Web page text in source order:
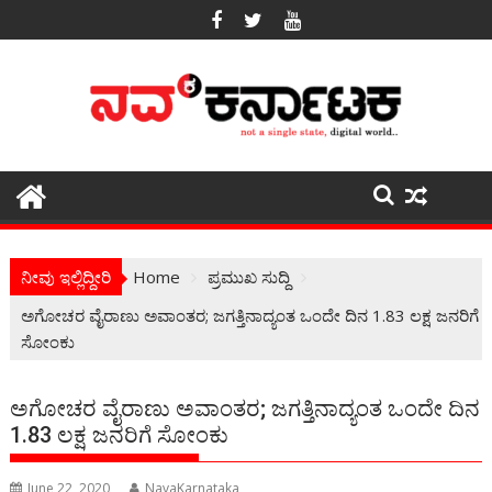
to
ನೀವು ಇಲ್ಲಿದ್ದೀರಿ Home
ಪ್ರಮುಖ ಸುದ್ದಿ
ಅಗೋಚರ ವೈರಾಣು ಅವಾಂತರ; ಜಗತ್ತಿನಾದ್ಯಂತ ಒಂದೇ ದಿನ 1.83 ಲಕ್ಷ ಜನರಿಗೆ
ಸೋಂಕು
ಅಗೋಚರ ವೈರಾಣು ಅವಾಂತರ; ಜಗತ್ತಿನಾದ್ಯಂತ ಒಂದೇ ದಿನ
1.83 ಲಕ್ಷ ಜನರಿಗೆ ಸೋಂಕು
June 22, 2020 NavaKarnataka